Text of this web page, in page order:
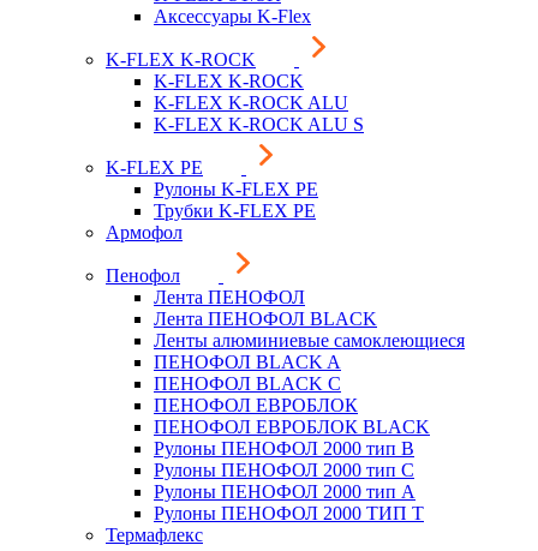
Аксессуары K-Flex
K-FLEX K-ROCK
K-FLEX K-ROCK
K-FLEX K-ROCK ALU
K-FLEX K-ROCK ALU S
K-FLEX PE
Рулоны K-FLEX PE
Трубки K-FLEX PE
Армофол
Пенофол
Лента ПЕНОФОЛ
Лента ПЕНОФОЛ BLACK
Ленты алюминиевые самоклеющиеся
ПЕНОФОЛ BLACK A
ПЕНОФОЛ BLACK С
ПЕНОФОЛ ЕВРОБЛОК
ПЕНОФОЛ ЕВРОБЛОК BLACK
Рулоны ПЕНОФОЛ 2000 тип B
Рулоны ПЕНОФОЛ 2000 тип C
Рулоны ПЕНОФОЛ 2000 тип А
Рулоны ПЕНОФОЛ 2000 ТИП Т
Термафлекс